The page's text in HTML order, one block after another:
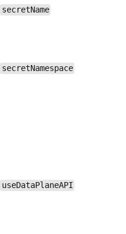
secretName
secretNamespace
useDataPlaneAPI